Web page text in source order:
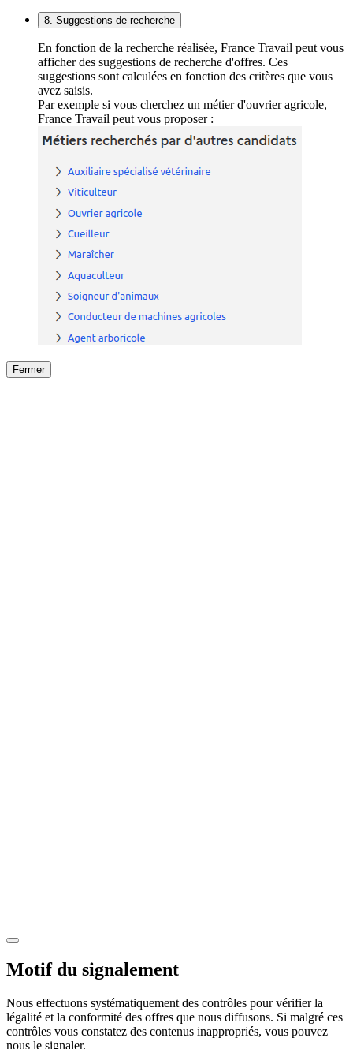
8. Suggestions de recherche
En fonction de la recherche réalisée, France Travail peut vous
afficher des suggestions de recherche d'offres. Ces
suggestions sont calculées en fonction des critères que vous
avez saisis.
Par exemple si vous cherchez un métier d'ouvrier agricole,
France Travail peut vous proposer :
Fermer
Motif du signalement
Nous effectuons systématiquement des contrôles pour vérifier la
légalité et la conformité des offres que nous diffusons. Si malgré ces
contrôles vous constatez des contenus inappropriés, vous pouvez
nous le signaler.